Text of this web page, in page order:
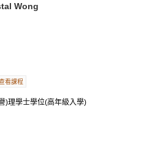
(亞洲及國際研究) (高年級入
文憑課程的升學率相當高，
在這書院繼續升學。在兩年
的問題，導師都能一一解答
本地五星級酒店進行半年實
作的了解，更有助我升讀相
Wong
看課程
)理學士學位(高年級入學)